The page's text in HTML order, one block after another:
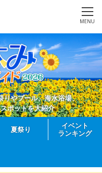
MENU
りやプール、海水浴場、
ポットを大紹介
夏祭り
イベント
ランキング